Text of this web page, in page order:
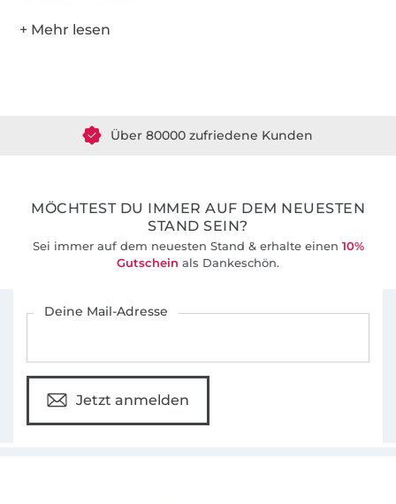
MÖCHTEST DU IMMER AUF DEM NEUESTEN
STAND SEIN?
Sei immer auf dem neuesten Stand & erhalte einen 10%
Gutschein als Dankeschön.
Deine Mail-Adresse
Jetzt anmelden